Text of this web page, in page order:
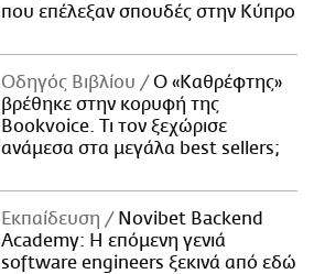
που επέλεξαν σπουδές στην Κύπρο
Οδηγός Βιβλίου
Ο «Καθρέφτης»
βρέθηκε στην κορυφή της
Bookvoice. Τι τον ξεχώρισε
ανάμεσα στα μεγάλα best sellers;
Εκπαίδευση
Novibet Backend
Academy: Η επόμενη γενιά
software engineers ξεκινά από εδώ